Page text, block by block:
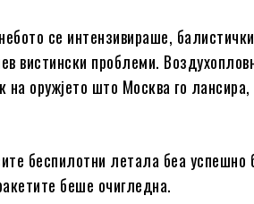
се интензивираше,
вистински проблеми.
на оружјето што Москва го
беспилотни летала беа успешно
беше очигледна.